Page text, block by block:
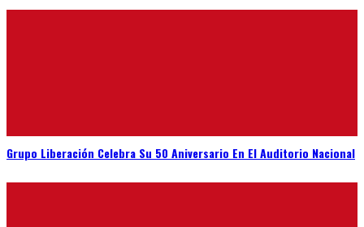
Grupo Liberación Celebra Su 50 Aniversario En El Auditorio Nacional